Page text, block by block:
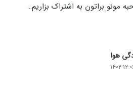
مونو براتون به اشتراک بزاریم…
هوا
۱۲-۰۶